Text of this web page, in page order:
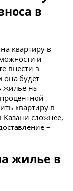
в
квартиру в
и
внести в
она будет
жилье на
квартиру в
Казани сложнее,
–
жилье в